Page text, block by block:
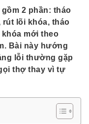
gồm 2 phần: tháo
rút lõi khóa, tháo
mới theo
Bài này hướng
lỗi thường gặp
thợ thay vì tự